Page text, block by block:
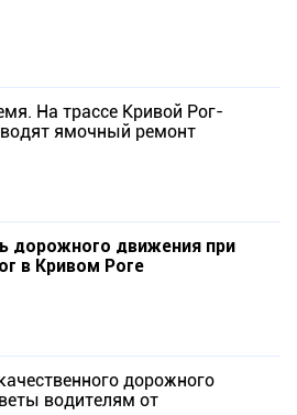
На трассе Кривой Рог-
ямочный ремонт
дорожного движения при
в Кривом Роге
дорожного
водителям от